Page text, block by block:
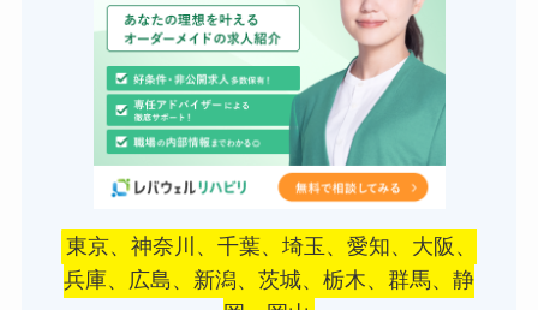
東京、神奈川、千葉、埼玉、愛知、大阪、
兵庫、広島、新潟、茨城、栃木、群馬、静